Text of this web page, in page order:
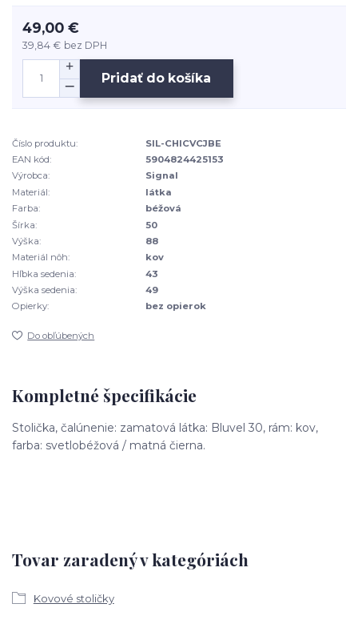
49,00 €
39,84 € bez DPH
Pridať do košíka
Číslo produktu:
SIL-CHICVCJBE
EAN kód:
5904824425153
Výrobca:
Signal
Materiál:
látka
Farba:
béžová
Šírka:
50
Výška:
88
Materiál nôh:
kov
Hľbka sedenia:
43
Výška sedenia:
49
Opierky:
bez opierok
Do obľúbených
Kompletné špecifikácie
Stolička, čalúnenie: zamatová látka: Bluvel 30, rám: kov,
farba: svetlobéžová / matná čierna.
Tovar zaradený v kategóriách
Kovové stoličky